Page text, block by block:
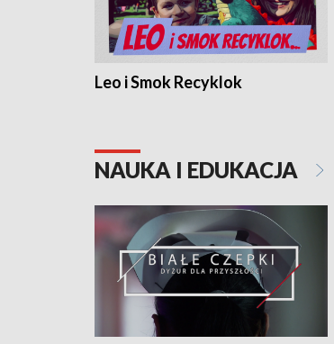
Leo i Smok Recyklok
NAUKA I EDUKACJA